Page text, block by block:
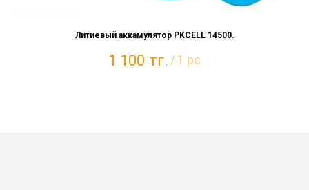
Литиевый аккамулятор PKCELL 14500.
1 100 тг. / 1 pc